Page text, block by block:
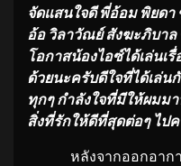
จัดแสนใจดี พี่อ้อม พิยด
อ้อ วิลาวัณย์ สังฆะภิบา
โอกาสน้องไอซ์ได้เล่นเ
ด้วยนะครับดีใจที่ได้เล่
ทุกๆ กำลังใจที่มีให้ผมม
สิ่งที่รักให้ดีที่สุดต่อๆ ไป
หลังจากออกอากาศ